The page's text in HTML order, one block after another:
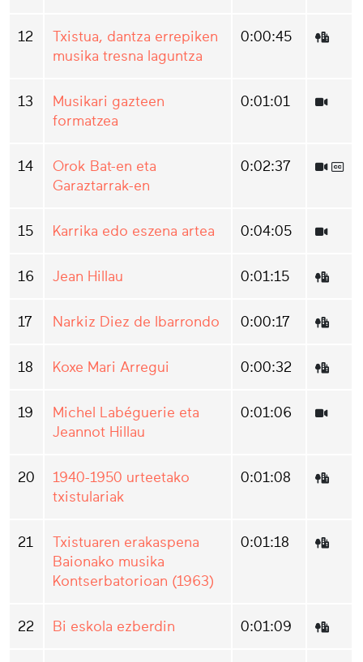
12
Txistua, dantza errepiken
musika tresna laguntza
0:00:45
13
Musikari gazteen
formatzea
0:01:01
14
Orok Bat-en eta
Garaztarrak-en
0:02:37
15 Karrika edo eszena artea 0:04:05
16 Jean Hillau 0:01:15
17 Narkiz Diez de Ibarrondo 0:00:17
18 Koxe Mari Arregui 0:00:32
19
Michel Labéguerie eta
Jeannot Hillau
0:01:06
20
1940-1950 urteetako
txistulariak
0:01:08
21
Txistuaren erakaspena
Baionako musika
Kontserbatorioan (1963)
0:01:18
22 Bi eskola ezberdin 0:01:09